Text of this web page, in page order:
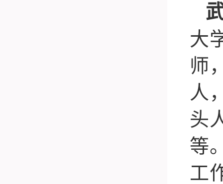
大
师
人
头
等
工